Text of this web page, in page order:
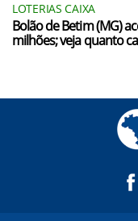
LOTERIAS CAIXA
Bolão de Betim (MG)
milhões; veja quanto